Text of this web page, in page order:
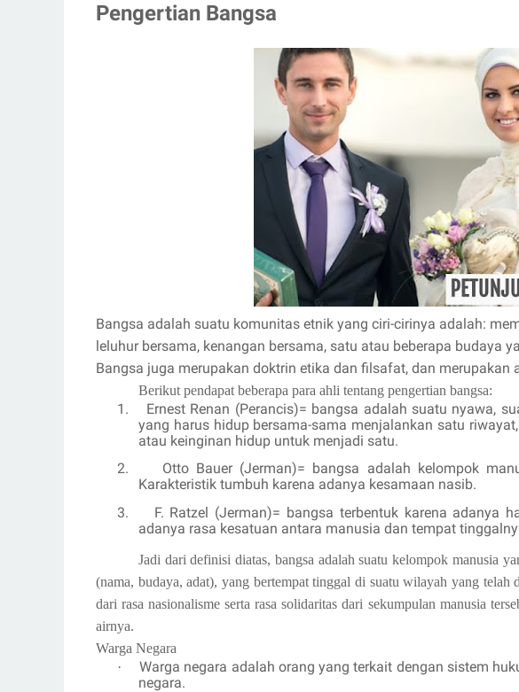
Pengertian Bangsa
Bangsa adalah suatu komunitas etnik yang ciri-cirinya adalah:
leluhur bersama, kenangan bersama, satu atau beberapa budaya
Bangsa juga merupakan doktrin etika dan filsafat, dan merupakan
Berikut pendapat beberapa para ahli tentang pengertian bangsa:
1.
Ernest Renan (Perancis)= bangsa adalah suatu nyawa,
yang harus hidup bersama-sama menjalankan satu
atau keinginan hidup untuk menjadi satu.
2.
Otto Bauer (Jerman)= bangsa adalah kelompok
Karakteristik tumbuh karena adanya kesamaan nasib.
3.
F. Ratzel (Jerman)= bangsa terbentuk karena adanya
adanya rasa kesatuan antara manusia dan tempat
Jadi dari definisi diatas, bangsa adalah suatu kelompok manusia
(nama, budaya, adat), yang bertempat tinggal di suatu wilayah yang telah
dari rasa nasionalisme serta rasa solidaritas dari sekumpulan manusia
airnya.
Warga Negara
·
Warga negara adalah orang yang terkait dengan sistem
negara.